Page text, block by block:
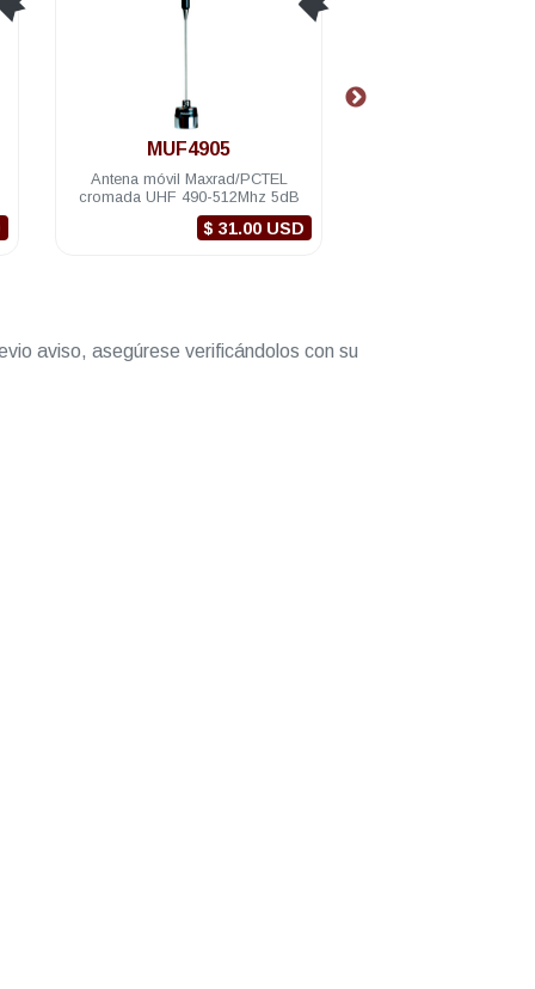
MUF4905
Antena móvil Maxrad/PCTEL
cromada UHF 490-512Mhz 5dB
$ 31.00 USD
aviso, asegúrese verificándolos con su